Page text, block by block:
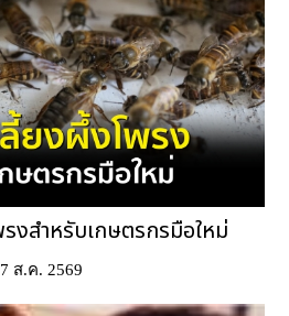
งสำหรับเกษตรกรมือใหม่
7 ส.ค. 2569